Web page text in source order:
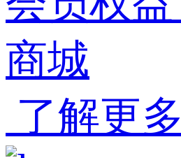
商城
了解更多